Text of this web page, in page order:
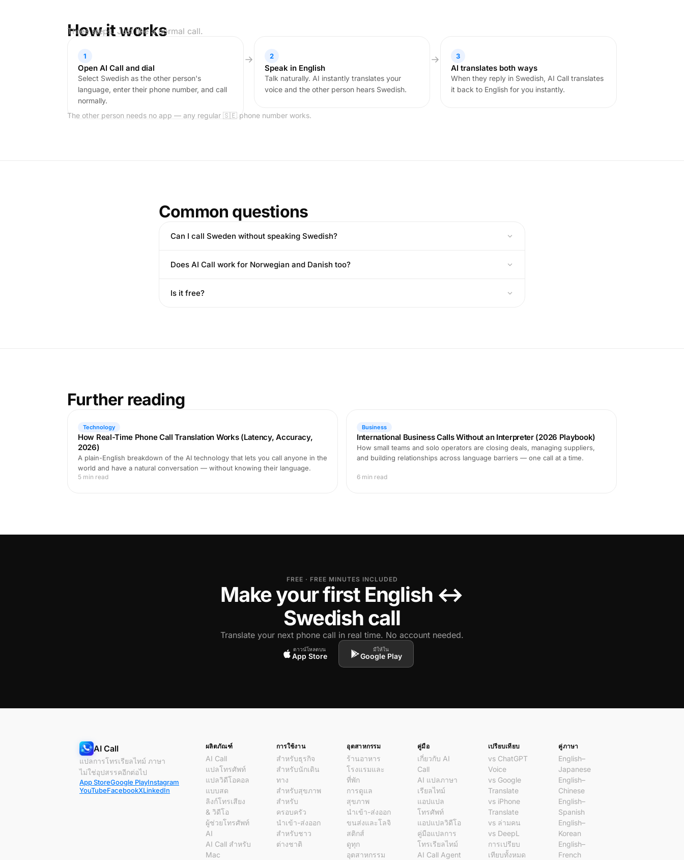
How it works
Three steps. Just like a normal call.
1
Open AI Call and dial
Select Swedish as the other person's
language, enter their phone number, and call
normally.
2
Speak in English
Talk naturally. AI instantly translates your
voice and the other person hears Swedish.
3
AI translates both ways
When they reply in Swedish, AI Call translates
it back to English for you instantly.
The other person needs no app — any regular 🇸🇪 phone number works.
Common questions
Can I call Sweden without speaking Swedish?
Does AI Call work for Norwegian and Danish too?
Is it free?
Further reading
Technology
How Real-Time Phone Call Translation Works (Latency, Accuracy,
2026)
A plain-English breakdown of the AI technology that lets you call anyone in the
world and have a natural conversation — without knowing their language.
5 min read
Business
International Business Calls Without an Interpreter (2026 Playbook)
How small teams and solo operators are closing deals, managing suppliers,
and building relationships across language barriers — one call at a time.
6 min read
FREE · FREE MINUTES INCLUDED
Make your first English ↔
Swedish call
Translate your next phone call in real time. No account needed.
ดาวน์โหลดบน
App Store
มีให้ใน
Google Play
AI Call
แปลการโทรเรียลไทม์ ภาษา
ไม่ใช่อุปสรรคอีกต่อไป
App StoreGoogle PlayInstagram
YouTubeFacebookXLinkedIn
ผลิตภัณฑ์
AI Call
แปลโทรศัพท์
แปลวิดีโอคอล
แบบสด
ลิงก์โทรเสียง
& วิดีโอ
ผู้ช่วยโทรศัพท์
AI
AI Call สำหรับ
Mac
การใช้งาน
สำหรับธุรกิจ
สำหรับนักเดิน
ทาง
สำหรับสุขภาพ
สำหรับ
ครอบครัว
นำเข้า-ส่งออก
สำหรับชาว
ต่างชาติ
อุตสาหกรรม
ร้านอาหาร
โรงแรมและ
ที่พัก
การดูแล
สุขภาพ
นำเข้า-ส่งออก
ขนส่งและโลจิ
สติกส์
ดูทุก
อุตสาหกรรม
คู่มือ
เกี่ยวกับ AI
Call
AI แปลภาษา
เรียลไทม์
แอปแปล
โทรศัพท์
แอปแปลวิดีโอ
คู่มือแปลการ
โทรเรียลไทม์
AI Call Agent
เปรียบเทียบ
vs ChatGPT
Voice
vs Google
Translate
vs iPhone
Translate
vs ล่ามคน
vs DeepL
การเปรียบ
เทียบทั้งหมด
คู่ภาษา
English–
Japanese
English–
Chinese
English–
Spanish
English–
Korean
English–
French